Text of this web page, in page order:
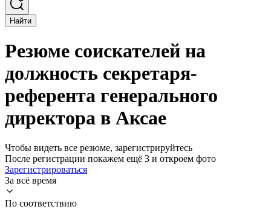
Найти
Резюме соискателей на
должность секретаря-
референта генерального
директора в Аксае
Чтобы видеть все резюме, зарегистрируйтесь
После регистрации покажем ещё 3 и откроем фото
Зарегистрироваться
За всё время
По соответствию